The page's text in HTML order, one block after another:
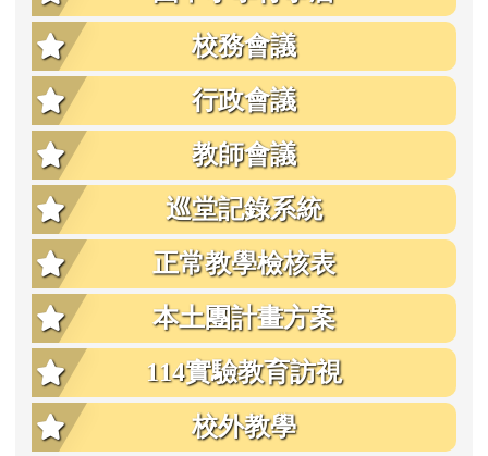
校務會議
行政會議
教師會議
巡堂記錄系統
正常教學檢核表
本土團計畫方案
114實驗教育訪視
校外教學